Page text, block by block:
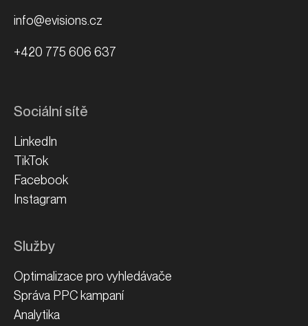
info@evisions.cz
+420 775 606 637
Sociální sítě
LinkedIn
TikTok
Facebook
Instagram
Služby
Optimalizace pro vyhledávače
Správa PPC kampaní
Analytika